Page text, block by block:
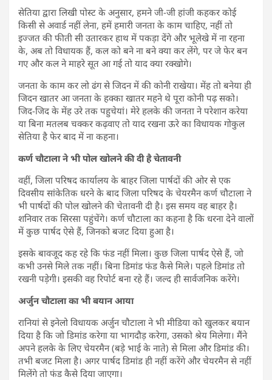
सेतिया द्वारा लिखी पोस्ट के अनुसार, हमने जी-जी हांजी कहकर कोई
किसी से अवार्ड नहीं लेना, हमें हमारी जनता के काम चाहिए, नहीं तो
इज्जत की फीती सी उतारकर हाथ में पकड़ा देंगे और भूलेखे में ना रहना
के, अब तो विधायक हैं, कल को बने ना बने क्या कर लेंगे, पर जे फेर बन
गए और कल ने माहरे सूत आ गई तो याद क्या रक्खोगे।
जनता के काम कर लो ढंग से जिदन में की कोनी राखेया। मेंह तो बनेया ही
जिदन खातर आ जनता के हक्का खातर महने थे पूरा कोनी पढ़ सको।
जिद-जिद के मेंह उरे तक पहुचेयां। मेरे हलके की जनता ने परेशान करेया
या बिना मतलब चक्कर कढ़वाए तो याद रखना ऊरे का विधायक गोकुल
सेतिया है फेर बाद में ना कहना।
कर्ण चौटाला ने भी पोल खोलने की दी है चेतावनी
वहीं, जिला परिषद कार्यालय के बाहर जिला पार्षदों की ओर से एक
दिवसीय सांकेतिक धरने के बाद जिला परिषद के चेयरमैन कर्ण चौटाला ने
भी पार्षदों की पोल खोलने की चेतावनी दी है। इस समय वह बाहर है।
शनिवार तक सिरसा पहुंचेंगे। कर्ण चौटाला का कहना है कि धरना देने वालों
में कुछ पार्षद ऐसे हैं, जिनको बजट दिया हुआ है।
इसके बावजूद कह रहे कि फंड नहीं मिला। कुछ जिला पार्षद ऐसे हैं, जो
कभी उनसे मिले तक नहीं। बिना डिमांड फंड कैसे मिले। पहले डिमांड तो
रखनी पड़ेगी। इसकी वह रिपोर्ट बना रहे हैं। जल्द ही सार्वजनिक करेंगे।
अर्जुन चौटाला का भी बयान आया
रानियां से इनेलो विधायक अर्जुन चौटाला ने भी मीडिया को खुलकर बयान
दिया है कि जो डिमांड करेगा या भागदौड़ करेगा, उसको श्रेय मिलेगा। मैंने
अपने हलके के लिए चेयरमैन (बड़े भाई के नाते) से मिला और डिमांड की।
तभी बजट मिला है। अगर पार्षद डिमांड ही नहीं करेंगे और चेयरमैन से नहीं
मिलेंगे तो फंड कैसे दिया जाएगा।